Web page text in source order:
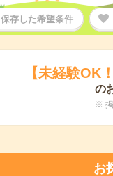
保存した希望条件
【未経験OK
の
※
お